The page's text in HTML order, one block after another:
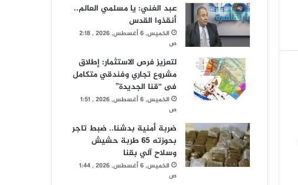
عبد الغني: يا مسلمي العالم..
أنقذوا القدس
الخميس, 6 أغسطس, 2026 , 2:18
ص
لتعزيز فرص الاستثمار: إطلاق
مشروع تجاري وفندقي متكامل
فى “قنا الجديدة”
الخميس, 6 أغسطس, 2026 , 1:51
ص
ضربة أمنية بدشنا.. ضبط تاجر
بحوزته 65 طربة حشيش
وسلاح آلي بقنا
الخميس, 6 أغسطس, 2026 , 1:44
ص